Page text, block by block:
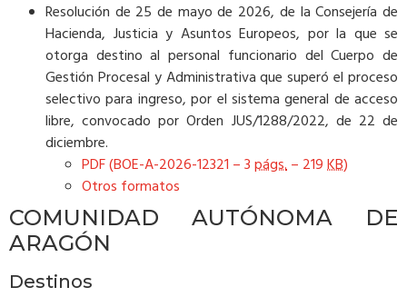
Resolución de 25 de mayo de 2026, de la Consejería de
Hacienda, Justicia y Asuntos Europeos, por la que se
otorga destino al personal funcionario del Cuerpo de
Gestión Procesal y Administrativa que superó el proceso
selectivo para ingreso, por el sistema general de acceso
libre, convocado por Orden JUS/1288/2022, de 22 de
diciembre.
PDF (BOE-A-2026-12321 – 3págs.– 219KB)
Otros formatos
COMUNIDAD AUTÓNOMA DE
ARAGÓN
Destinos